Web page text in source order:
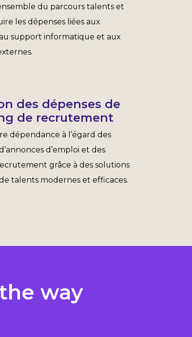
du parcours talents et
les dépenses liées aux
support informatique et aux
des dépenses de
de recrutement
dépendance à l’égard des
d’emploi et des
grâce à des solutions
talents modernes et efficaces.
way